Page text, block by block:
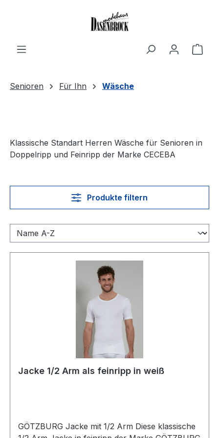
Senioren Für Ihn Wäsche
Klassische Standart Herren Wäsche für Senioren in
Doppelripp und Feinripp der Marke CECEBA
Produkte filtern
Jacke 1/2 Arm als feinripp in weiß
GÖTZBURG Jacke mit 1/2 Arm Diese klassische